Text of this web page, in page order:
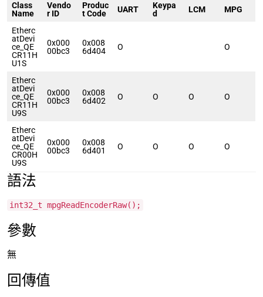
Class
Name
Vendo
r ID
Produc
t Code
UART
Keypa
d
LCM MPG
Etherc
atDevi
ce_QE
CR11H
U1S
0x000
00bc3
0x008
6d404
O O
Etherc
atDevi
ce_QE
CR11H
U9S
0x000
00bc3
0x008
6d402
O O O O
Etherc
atDevi
ce_QE
CR00H
U9S
0x000
00bc3
0x008
6d401
O O O O
語法
int32_t mpgReadEncoderRaw();
參數
無
回傳值